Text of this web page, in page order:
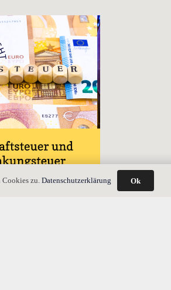
Cookies zu. Datenschutzerklärung Ok